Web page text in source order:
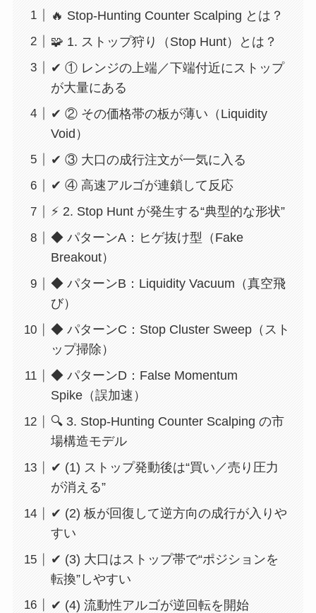
🔥 Stop-Hunting Counter Scalping とは？
🧩 1. ストップ狩り（Stop Hunt）とは？
✔ ① レンジの上端／下端付近にストップ
が大量にある
✔ ② その価格帯の板が薄い（Liquidity
Void）
✔ ③ 大口の成行注文が一気に入る
✔ ④ 高速アルゴが連鎖して反応
⚡ 2. Stop Hunt が発生する“典型的な形状”
◆ パターンA：ヒゲ抜け型（Fake
Breakout）
◆ パターンB：Liquidity Vacuum（真空飛
び）
◆ パターンC：Stop Cluster Sweep（スト
ップ掃除）
◆ パターンD：False Momentum
Spike（誤加速）
🔍 3. Stop-Hunting Counter Scalping の市
場構造モデル
✔ (1) ストップ発動後は“買い／売り圧力
が消える”
✔ (2) 板が回復して逆方向の成行が入りや
すい
✔ (3) 大口はストップ帯で“ポジションを
転換”しやすい
✔ (4) 流動性アルゴが逆回転を開始